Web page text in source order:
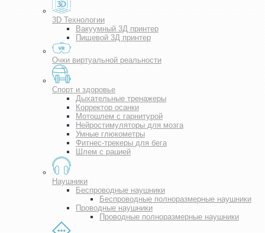
3D Технологии
Вакуумный 3Д принтер
Пищевой 3Д принтер
Очки виртуальной реальности
Спорт и здоровье
Дыхательные тренажеры
Корректор осанки
Мотошлем с гарнитурой
Нейростимуляторы для мозга
Умные глюкометры
Фитнес-трекеры для бега
Шлем с рацией
Наушники
Беспроводные наушники
Беспроводные полноразмерные наушники
Проводные наушники
Проводные полноразмерные наушники